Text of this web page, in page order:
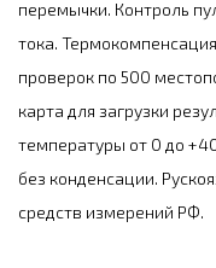
перемычки. Контроль
тока.
проверок по 500
карта для загрузки
температуры от 0 до
без конденсации.
средств измерений РФ.